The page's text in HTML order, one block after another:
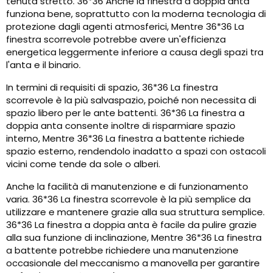
funziona bene, soprattutto con la moderna tecnologia di
protezione dagli agenti atmosferici, Mentre 36*36 La
finestra scorrevole potrebbe avere un'efficienza
energetica leggermente inferiore a causa degli spazi tra
l'anta e il binario.
In termini di requisiti di spazio, 36*36 La finestra
scorrevole è la più salvaspazio, poiché non necessita di
spazio libero per le ante battenti. 36*36 La finestra a
doppia anta consente inoltre di risparmiare spazio
interno, Mentre 36*36 La finestra a battente richiede
spazio esterno, rendendolo inadatto a spazi con ostacoli
vicini come tende da sole o alberi.
Anche la facilità di manutenzione e di funzionamento
varia. 36*36 La finestra scorrevole è la più semplice da
utilizzare e mantenere grazie alla sua struttura semplice.
36*36 La finestra a doppia anta è facile da pulire grazie
alla sua funzione di inclinazione, Mentre 36*36 La finestra
a battente potrebbe richiedere una manutenzione
occasionale del meccanismo a manovella per garantire